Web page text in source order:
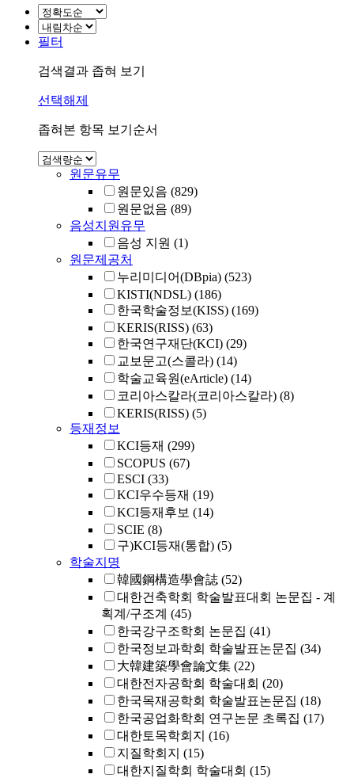
필터
검색결과 좁혀 보기
선택해제
좁혀본 항목 보기순서
원문유무
원문있음 (829)
원문없음 (89)
음성지원유무
음성 지원 (1)
원문제공처
누리미디어(DBpia) (523)
KISTI(NDSL) (186)
한국학술정보(KISS) (169)
KERIS(RISS) (63)
한국연구재단(KCI) (29)
교보문고(스콜라) (14)
학술교육원(eArticle) (14)
코리아스칼라(코리아스칼라) (8)
KERIS(RISS) (5)
등재정보
KCI등재 (299)
SCOPUS (67)
ESCI (33)
KCI우수등재 (19)
KCI등재후보 (14)
SCIE (8)
구)KCI등재(통합) (5)
학술지명
韓國鋼構造學會誌 (52)
대한건축학회 학술발표대회 논문집 - 계
획계/구조계 (45)
한국강구조학회 논문집 (41)
한국정보과학회 학술발표논문집 (34)
大韓建築學會論文集 (22)
대한전자공학회 학술대회 (20)
한국목재공학회 학술발표논문집 (18)
한국공업화학회 연구논문 초록집 (17)
대한토목학회지 (16)
지질학회지 (15)
대한지질학회 학술대회 (15)